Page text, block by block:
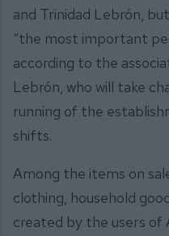
and Trinidad Lebrón,
“the most important
according to the
Lebrón, who will take
running of the
shifts.
Among the items on
clothing, household
created by the users of